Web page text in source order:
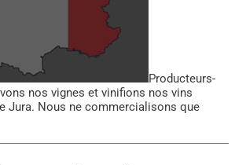
Producteurs-
nos vignes et vinifions nos vins
Jura. Nous ne commercialisons que